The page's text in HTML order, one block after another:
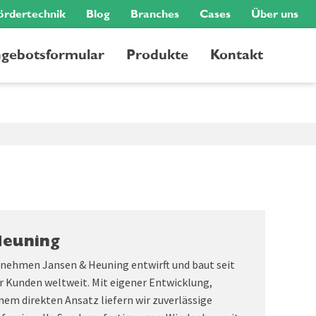
Blog Branches Cases Über uns
Produkte Kontakt
Jansen & Heuning entwirft und baut seit
Kunden weltweit. Mit eigener Entwicklung,
direkten Ansatz liefern wir zuverlässige